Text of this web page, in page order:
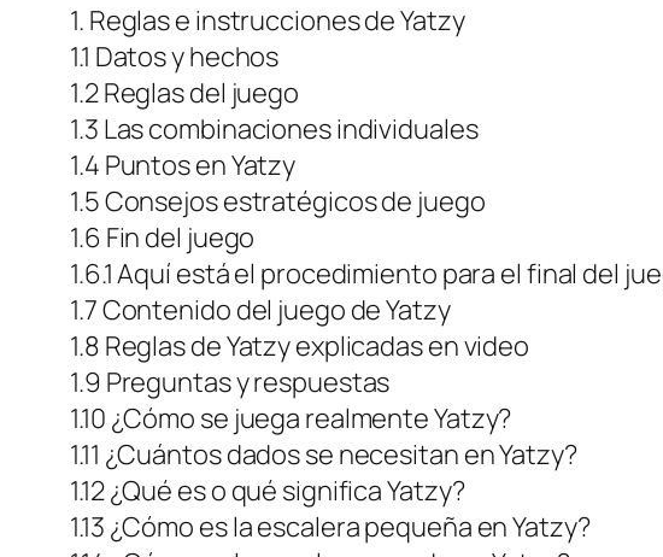
1. Reglas e instrucciones de Yatzy
1.1 Datos y hechos
1.2 Reglas del juego
1.3 Las combinaciones individuales
1.4 Puntos en Yatzy
1.5 Consejos estratégicos de juego
1.6 Fin del juego
1.6.1 Aquí está el procedimiento para el final del
1.7 Contenido del juego de Yatzy
1.8 Reglas de Yatzy explicadas en video
1.9 Preguntas y respuestas
1.10 ¿Cómo se juega realmente Yatzy?
1.11 ¿Cuántos dados se necesitan en Yatzy?
1.12 ¿Qué es o qué significa Yatzy?
1.13 ¿Cómo es la escalera pequeña en Yatzy?